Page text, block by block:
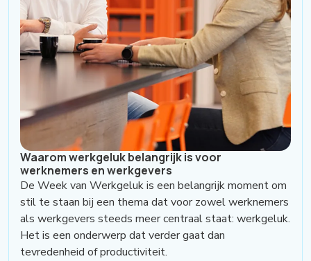
Waarom werkgeluk belangrijk is voor
werknemers en werkgevers
De Week van Werkgeluk is een belangrijk moment om
stil te staan bij een thema dat voor zowel werknemers
als werkgevers steeds meer centraal staat: werkgeluk.
Het is een onderwerp dat verder gaat dan
tevredenheid of productiviteit.